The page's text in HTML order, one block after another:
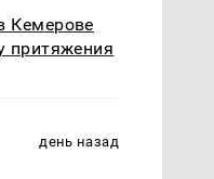
Кемерове
притяжения
день назад